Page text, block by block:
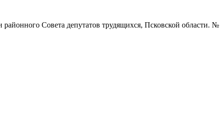
Совета депутатов трудящихся, Псковской области. №